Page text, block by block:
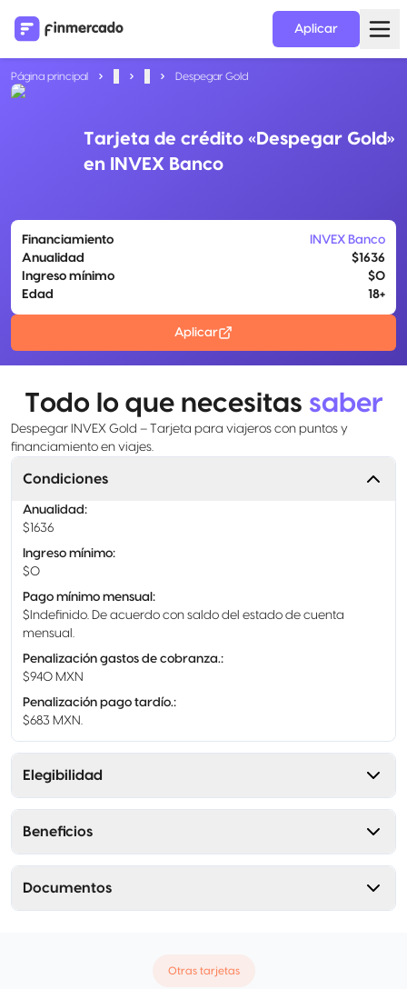
Aplicar
Página principal Despegar Gold
Tarjeta de crédito «Despegar Gold»
en INVEX Banco
Financiamiento
INVEX Banco
Anualidad
$1636
Ingreso mínimo
$0
Edad
18+
Aplicar
Todo lo que necesitas saber
Despegar INVEX Gold – Tarjeta para viajeros con puntos y
financiamiento en viajes.
Condiciones
Anualidad:
$1636
Ingreso mínimo:
$0
Pago mínimo mensual :
$Indefinido. De acuerdo con saldo del estado de cuenta
mensual.
Penalización gastos de cobranza.:
$940 MXN
Penalización pago tardío.:
$683 MXN.
Elegibilidad
Beneficios
Documentos
Otras tarjetas